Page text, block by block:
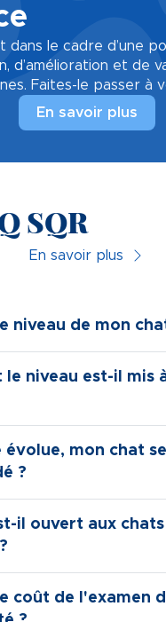
dans le cadre d’une
d’amélioration et de
Faites-le passer à
En savoir plus
SQR
En savoir plus
niveau de mon
le niveau est-il mis
évolue, mon chat
?
il ouvert aux chats
coût de l'examen